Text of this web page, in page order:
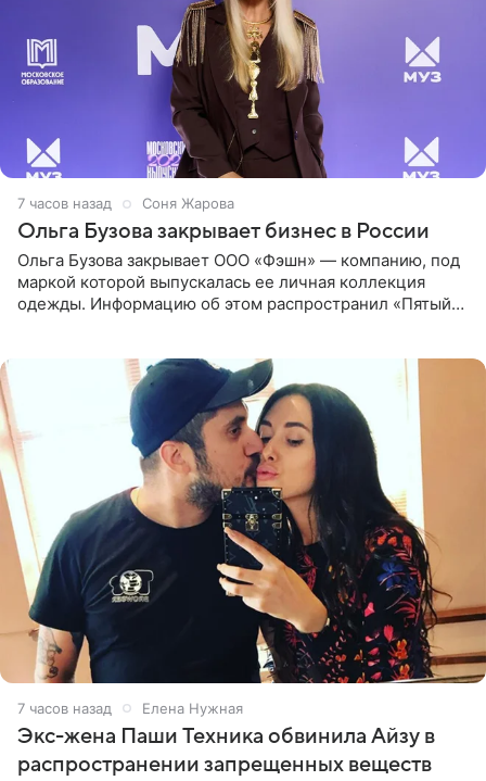
7 часов назад Соня Жарова
Ольга Бузова закрывает бизнес в России
Ольга Бузова закрывает ООО «Фэшн» — компанию, под
маркой которой выпускалась ее личная коллекция
одежды. Информацию об этом распространил «Пятый
7 часов назад Елена Нужная
Экс-жена Паши Техника обвинила Айзу в
распространении запрещенных веществ